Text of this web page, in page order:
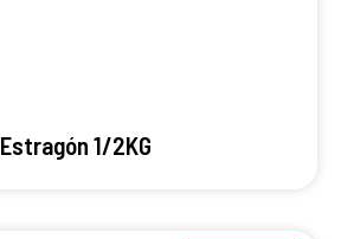
Estragón 1/2KG